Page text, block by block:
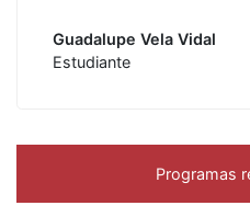
Guadalupe Vela Vidal
Estudiante
Programas